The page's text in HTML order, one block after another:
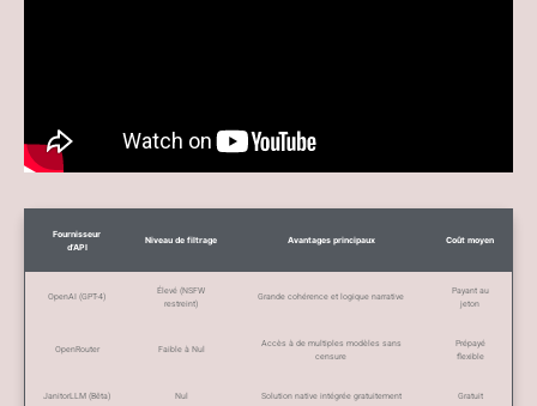
Fournisseur
d’API
Niveau de filtrage Avantages principaux Coût moyen
OpenAI (GPT-4)
Élevé (NSFW
restreint)
Grande cohérence et logique narrative
Payant au
jeton
OpenRouter Faible à Nul
Accès à de multiples modèles sans
censure
Prépayé
flexible
JanitorLLM (Bêta) Nul Solution native intégrée gratuitement Gratuit